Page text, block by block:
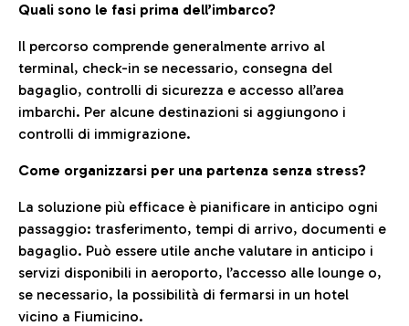
Quali sono le fasi prima dell’imbarco?
Il percorso comprende generalmente arrivo al
terminal, check-in se necessario, consegna del
bagaglio, controlli di sicurezza e accesso all’area
imbarchi. Per alcune destinazioni si aggiungono i
controlli di immigrazione.
Come organizzarsi per una partenza senza stress?
La soluzione più efficace è pianificare in anticipo ogni
passaggio: trasferimento, tempi di arrivo, documenti e
bagaglio. Può essere utile anche valutare in anticipo i
servizi disponibili in aeroporto, l’accesso alle lounge o,
se necessario, la possibilità di fermarsi in un hotel
vicino a Fiumicino.